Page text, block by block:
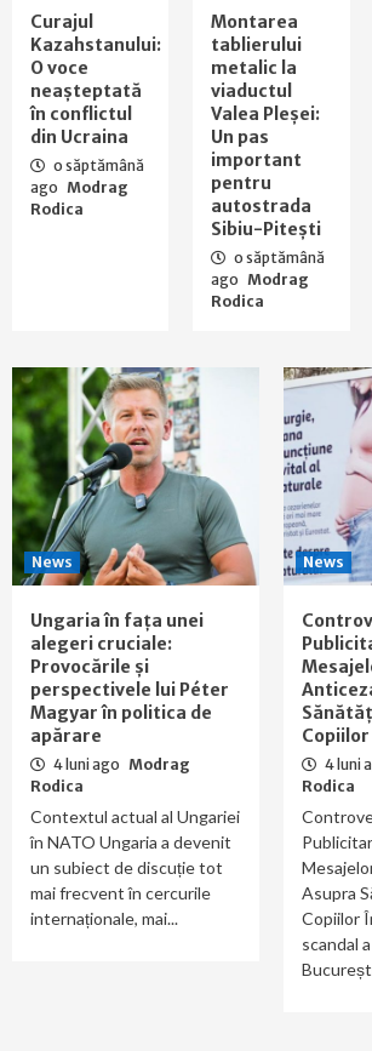
Curajul
Kazahstanului:
O voce
neașteptată
în conflictul
din Ucraina
o săptămână
ago Modrag
Rodica
Montarea
tablierului
metalic la
viaductul
Valea Pleșei:
Un pas
important
pentru
autostrada
Sibiu-Pitești
o săptămână
ago Modrag
Rodica
News
Ungaria în fața unei
alegeri cruciale:
Provocările și
perspectivele lui Péter
Magyar în politica de
apărare
4 luni ago Modrag
Rodica
Contextul actual al Ungariei
în NATO Ungaria a devenit
un subiect de discuție tot
mai frecvent în cercurile
internaționale, mai...
News
Copiilor
4 luni
Rodica
Asupra
Copiilor
scandal